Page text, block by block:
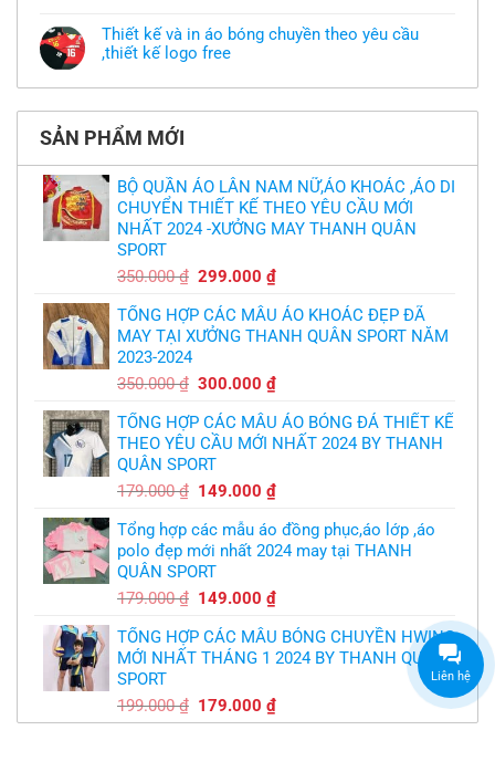
chưa
có
mẫu
thì
làm
khoác
theo
yêu
thiết
tại
TPHCM
bình
luận
ở
MU
thảm:
Hag
lại
trích
cầu
thủ,
thừa
nhận
sự
thật
chát
bầy
quỷ
nhỏ
Thiết kế và in áo bóng chuyền theo yêu cầu
,thiết kế logo free
có
luận
Thiết
và
in
áo
bóng
chuyền
theo
yêu
,thiết
free
SẢN PHẨM MỚI
BỘ QUẦN ÁO LÂN NAM NỮ,ÁO KHOÁC ,ÁO DI
CHUYỂN THIẾT KẾ THEO YÊU CẦU MỚI
NHẤT 2024 -XƯỞNG MAY THANH QUÂN
SPORT
350.000₫ Giá
là:
350.000 ₫.
299.000₫Giá
tại
là:
TỔNG HỢP CÁC MẪU ÁO KHOÁC ĐẸP ĐÃ
MAY TẠI XƯỞNG THANH QUÂN SPORT NĂM
2023-2024
350.000₫ Giá
là:
350.000 ₫.
300.000₫Giá
tại
là:
TỔNG HỢP CÁC MẪU ÁO BÓNG ĐÁ THIẾT KẾ
THEO YÊU CẦU MỚI NHẤT 2024 BY THANH
QUÂN SPORT
179.000₫ Giá
là:
179.000 ₫.
149.000₫Giá
tại
là:
Tổng hợp các mẫu áo đồng phục,áo lớp ,áo
polo đẹp mới nhất 2024 may tại THANH
QUÂN SPORT
179.000₫ Giá
là:
179.000 ₫.
149.000₫Giá
tại
là:
TỔNG HỢP CÁC MẪU BÓNG CHUYỀN HWING
MỚI NHẤT THÁNG 1 2024 BY THANH QUÂN
SPORT
199.000₫ Giá
gốc
179.000₫Giá
hiện
Liên hệ